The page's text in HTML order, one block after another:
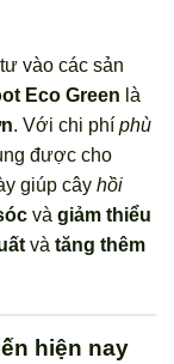
vào các sản
Eco Green là
. Với chi phí phù
được cho
giúp cây hồi
và giảm thiểu
và tăng thêm
hiện nay